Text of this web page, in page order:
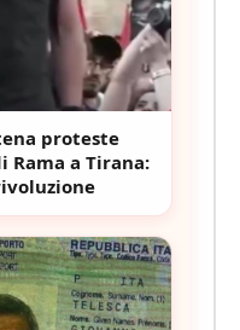
proteste
a Tirana: